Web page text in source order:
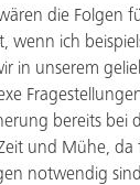
die Folgen
wenn ich
in unserem
bereits bei
und Mühe, da
notwendig